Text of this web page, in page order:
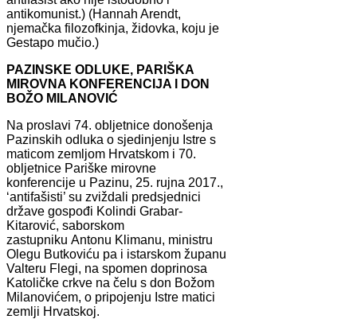
antikomunist.) (Hannah Arendt,
njemačka filozofkinja, židovka, koju je
Gestapo mučio.)
PAZINSKE ODLUKE, PARIŠKA
MIROVNA KONFERENCIJA I DON
BOŽO MILANOVIĆ
Na proslavi 74. obljetnice donošenja
Pazinskih odluka o sjedinjenju Istre s
maticom zemljom Hrvatskom i 70.
obljetnice Pariške mirovne
konferencije u Pazinu, 25. rujna 2017.,
‘antifašisti’ su zviždali predsjednici
države gospođi Kolindi Grabar-
Kitarović, saborskom
zastupniku Antonu Klimanu, ministru
Olegu Butkoviću pa i istarskom županu
Valteru Flegi, na spomen doprinosa
Katoličke crkve na čelu s don Božom
Milanovićem, o pripojenju Istre matici
zemlji Hrvatskoj.